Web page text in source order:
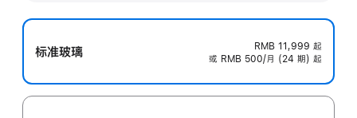
标准玻璃 RMB 11,999 起
或 RMB 500/月 (24 期) 起